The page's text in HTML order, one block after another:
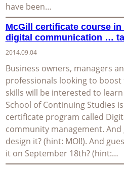
have been…
McGill certificate course in
digital communication …
2014.09.04
Business owners, managers
professionals looking to boost
skills will be interested to
School of Continuing Studies
certificate program called
community management. And
design it? (hint: MOI!). And
it on September 18th? (hint:…